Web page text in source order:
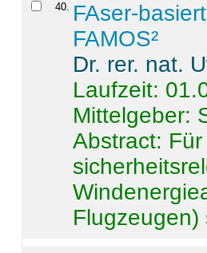
40. FAser-
FAMOS²
Dr. rer. nat.
Laufzeit:
Mittelgeber:
Abstract: